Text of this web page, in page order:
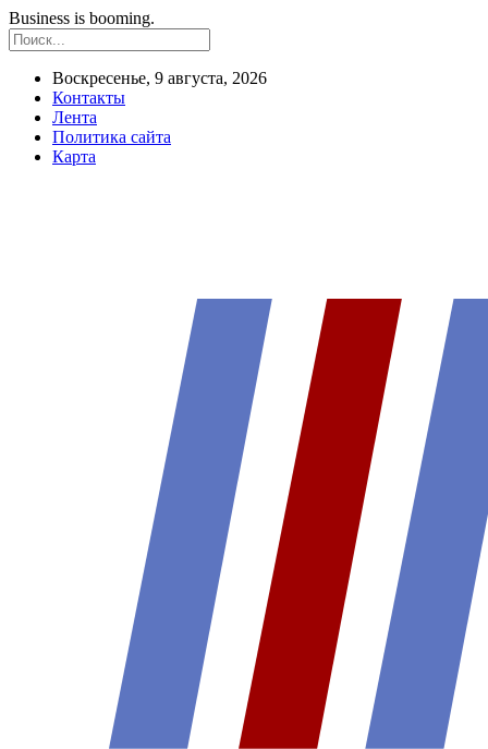
Business is booming.
Воскресенье, 9 августа, 2026
Контакты
Лента
Политика сайта
Карта